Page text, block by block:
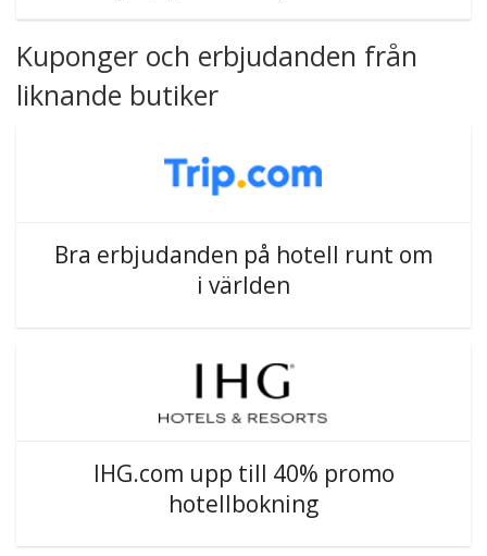
Kuponger och erbjudanden från
liknande butiker
Bra erbjudanden på hotell runt om
i världen
IHG.com upp till 40% promo
hotellbokning